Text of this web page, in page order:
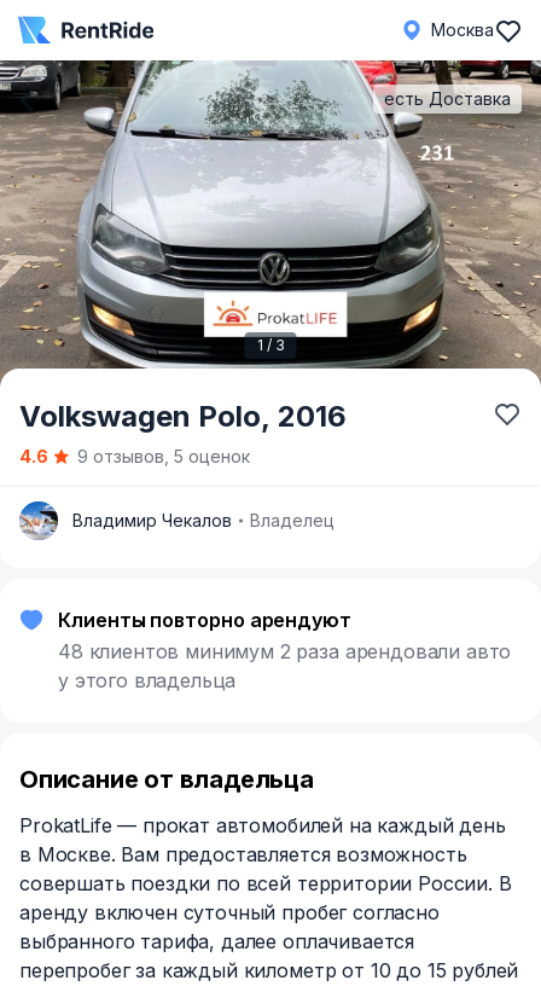
Москва
Item
1 / 3
есть Доставка
Volkswagen Polo, 2016
4.6 9 отзывов, 5 оценок
В Владимир Чекалов Владелец
Клиенты повторно арендуют
48 клиентов минимум 2 раза арендовали авто
у этого владельца
Описание от владельца
ProkatLife — прокат автомобилей на каждый день
в Москве. Вам предоставляется возможность
совершать поездки по всей территории России. В
аренду включен суточный пробег согласно
выбранного тарифа, далее оплачивается
перепробег за каждый километр от 10 до 15 рублей